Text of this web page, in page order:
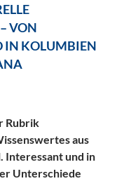
VON
IN KOLUMBIEN
Rubrik
aus
Interessant und in
Unterschiede